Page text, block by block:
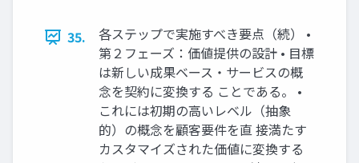
35.
各ステップで実施すべき要点（続） •
第２フェーズ：価値提供の設計 • 目標
は新しい成果ベース・サービスの概
念を契約に変換する ことである。 •
これには初期の高いレベル（抽象
的）の概念を顧客要件を直 接満たす
カスタマイズされた価値に変換する